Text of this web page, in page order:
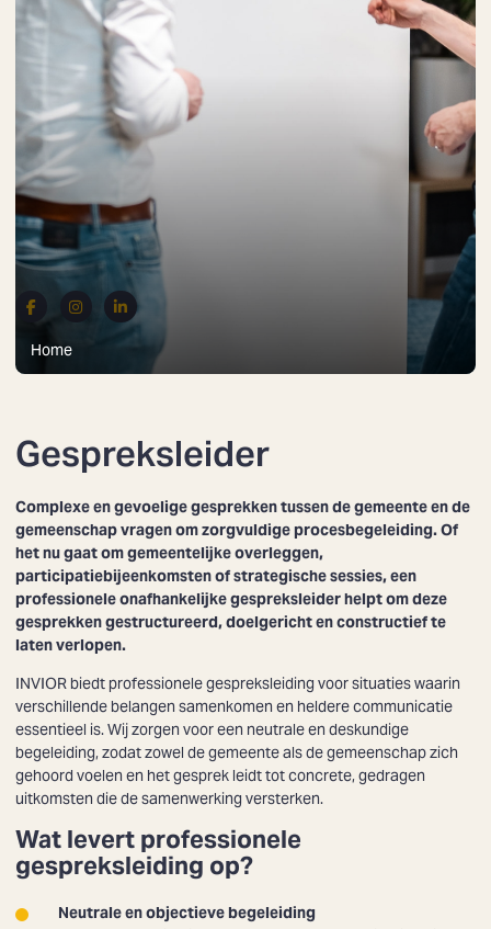
Home
Gespreksleider
Complexe en gevoelige gesprekken tussen de gemeente en de
gemeenschap vragen om zorgvuldige procesbegeleiding. Of
het nu gaat om gemeentelijke overleggen,
participatiebijeenkomsten of strategische sessies, een
professionele onafhankelijke gespreksleider helpt om deze
gesprekken gestructureerd, doelgericht en constructief te
laten verlopen.
INVIOR biedt professionele gespreksleiding voor situaties waarin
verschillende belangen samenkomen en heldere communicatie
essentieel is. Wij zorgen voor een neutrale en deskundige
begeleiding, zodat zowel de gemeente als de gemeenschap zich
gehoord voelen en het gesprek leidt tot concrete, gedragen
uitkomsten die de samenwerking versterken.
Wat levert professionele
gespreksleiding op?
Neutrale en objectieve begeleiding